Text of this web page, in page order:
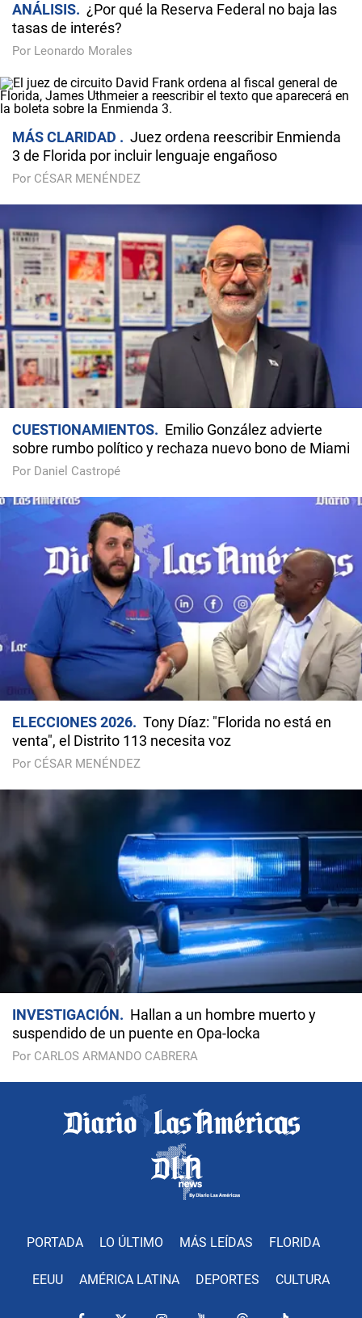
ANÁLISIS
¿Por qué la Reserva Federal no baja las
tasas de interés?
Por Leonardo Morales
MÁS CLARIDAD
Juez ordena reescribir Enmienda
3 de Florida por incluir lenguaje engañoso
Por CÉSAR MENÉNDEZ
CUESTIONAMIENTOS
Emilio González advierte
sobre rumbo político y rechaza nuevo bono de Miami
Por Daniel Castropé
ELECCIONES 2026
Tony Díaz: "Florida no está en
venta", el Distrito 113 necesita voz
Por CÉSAR MENÉNDEZ
INVESTIGACIÓN
Hallan a un hombre muerto y
suspendido de un puente en Opa-locka
Por CARLOS ARMANDO CABRERA
PORTADA LO ÚLTIMO MÁS LEÍDAS FLORIDA
EEUU AMÉRICA LATINA DEPORTES CULTURA